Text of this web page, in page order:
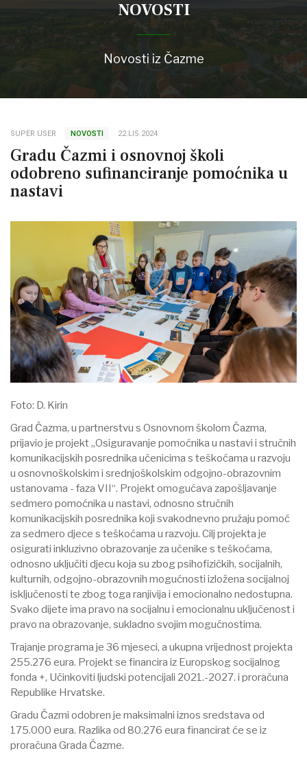
NOVOSTI
Novosti iz Čazme
SUPER USER NOVOSTI 22.LIS.2024
Gradu Čazmi i osnovnoj školi
odobreno sufinanciranje pomoćnika u
nastavi
Foto: D. Kirin
Grad Čazma, u partnerstvu s Osnovnom školom Čazma,
prijavio je projekt „Osiguravanje pomoćnika u nastavi i stručnih
komunikacijskih posrednika učenicima s teškoćama u razvoju
u osnovnoškolskim i srednjoškolskim odgojno-obrazovnim
ustanovama - faza VII“. Projekt omogućava zapošljavanje
sedmero pomoćnika u nastavi, odnosno stručnih
komunikacijskih posrednika koji svakodnevno pružaju pomoć
za sedmero djece s teškoćama u razvoju. Cilj projekta je
osigurati inkluzivno obrazovanje za učenike s teškoćama,
odnosno uključiti djecu koja su zbog psihofizičkih, socijalnih,
kulturnih, odgojno-obrazovnih mogućnosti izložena socijalnoj
isključenosti te zbog toga ranjivija i emocionalno nedostupna.
Svako dijete ima pravo na socijalnu i emocionalnu uključenost i
pravo na obrazovanje, sukladno svojim mogućnostima.
Trajanje programa je 36 mjeseci, a ukupna vrijednost projekta
255.276 eura. Projekt se financira iz Europskog socijalnog
fonda +, Učinkoviti ljudski potencijali 2021.-2027. i proračuna
Republike Hrvatske.
Gradu Čazmi odobren je maksimalni iznos sredstava od
175.000 eura. Razlika od 80.276 eura financirat će se iz
proračuna Grada Čazme.